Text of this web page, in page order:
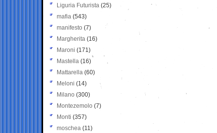
Liguria Futurista (25)
mafia (543)
manifesto (7)
Margherita (16)
Maroni (171)
Mastella (16)
Mattarella (60)
Meloni (14)
Milano (300)
Montezemolo (7)
Monti (357)
moschea (11)